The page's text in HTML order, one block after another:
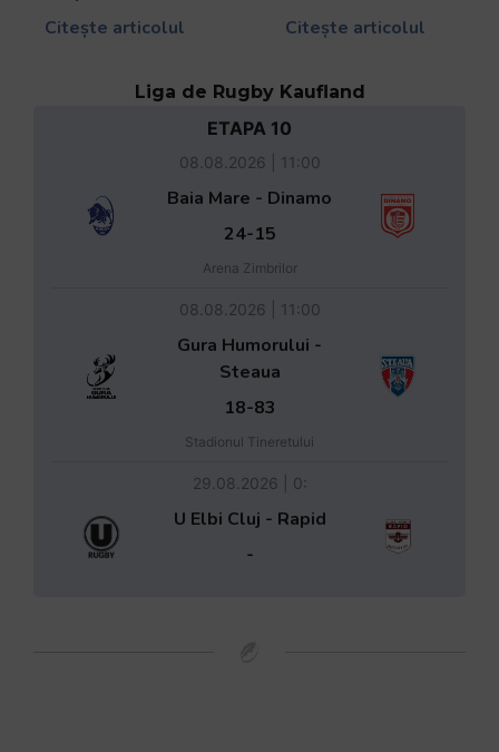
Citește articolul
Citește articolul
Liga de Rugby Kaufland
ETAPA 10
08.08.2026 | 11:00
Baia Mare - Dinamo
24-15
Arena Zimbrilor
08.08.2026 | 11:00
Gura Humorului -
Steaua
18-83
Stadionul Tineretului
29.08.2026 | 0:
U Elbi Cluj - Rapid
-